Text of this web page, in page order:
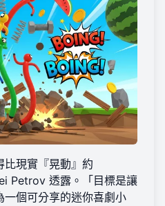
比現實『晃動』約
Petrov 透露。「目標是讓
個可分享的迷你喜劇小